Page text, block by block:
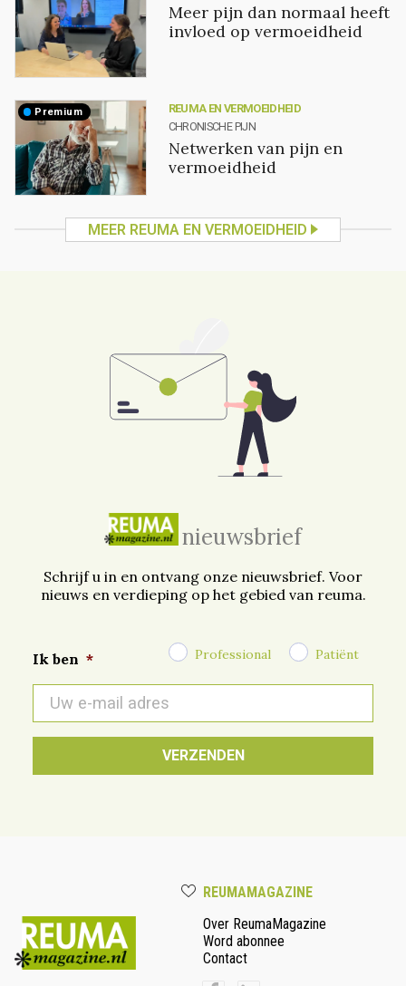
Meer pijn dan normaal heeft
invloed op vermoeidheid
premium
REUMA EN VERMOEIDHEID
CHRONISCHE PIJN
Netwerken van pijn en
vermoeidheid
MEER REUMA EN VERMOEIDHEID
nieuwsbrief
Schrijf u in en ontvang onze nieuwsbrief. Voor
nieuws en verdieping op het gebied van reuma.
Ik ben * Professional Patiënt
mail
*
REUMAMAGAZINE
Over ReumaMagazine
Word abonnee
Contact